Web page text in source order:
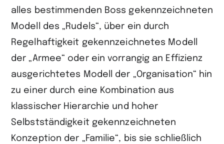
alles bestimmenden Boss gekennzeichneten
Modell des „Rudels“, über ein durch
Regelhaftigkeit gekennzeichnetes Modell
der „Armee“ oder ein vorrangig an Effizienz
ausgerichtetes Modell der „Organisation“ hin
zu einer durch eine Kombination aus
klassischer Hierarchie und hoher
Selbstständigkeit gekennzeichneten
Konzeption der „Familie“, bis sie schließlich